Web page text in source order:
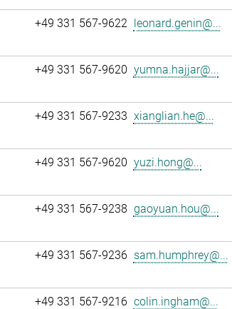
+49 331 567-9622 leonard.genin@...
+49 331 567-9620 yumna.hajjar@...
+49 331 567-9233 xianglian.he@...
+49 331 567-9620 yuzi.hong@...
+49 331 567-9238 gaoyuan.hou@...
+49 331 567-9236 sam.humphrey@...
+49 331 567-9216 colin.ingham@...